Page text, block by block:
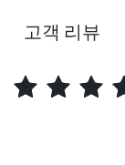
고객 리뷰